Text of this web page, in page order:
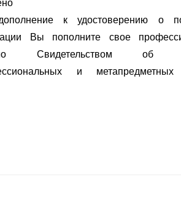
к удостоверению о
и метапредметных